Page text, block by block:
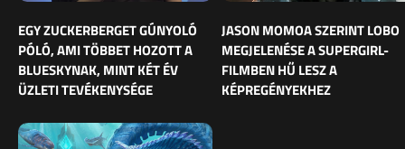
EGY ZUCKERBERGET GÚNYOLÓ
PÓLÓ, AMI TÖBBET HOZOTT A
BLUESKYNAK, MINT KÉT ÉV
ÜZLETI TEVÉKENYSÉGE
JASON MOMOA SZERINT LOBO
MEGJELENÉSE A SUPERGIRL-
FILMBEN HŰ LESZ A
KÉPREGÉNYEKHEZ